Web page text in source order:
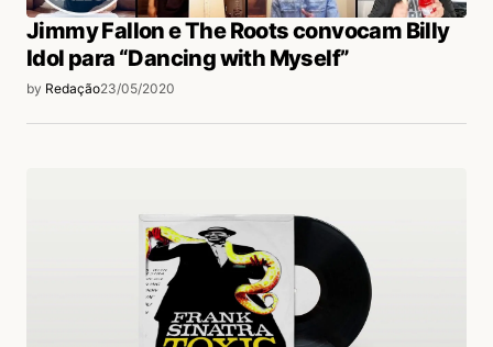
Jimmy Fallon e The Roots convocam Billy
Idol para “Dancing with Myself”
by Redação23/05/2020